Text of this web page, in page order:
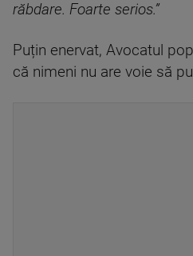
răbdare. Foarte serios.”
Puțin enervat, Avocatul
că nimeni nu are voie să